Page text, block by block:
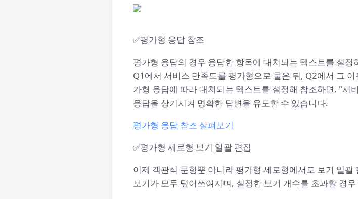
✅평가형 응답 참조
평가형 응답의 경우 응답한 항목에 대치되는 텍스트를 설
Q1에서 서비스 만족도를 평가형으로 물은 뒤, Q2에서 그
가형 응답에 따라 대치되는 텍스트를 설정해 참조하면, "서
응답을 상기시켜 명확한 답변을 유도할 수 있습니다.
평가형 응답 참조 살펴보기
✅평가형 세로형 보기 일괄 편집
이제 객관식 문항뿐 아니라 평가형 세로형에서도 보기 일
보기가 모두 덮어쓰여지며, 설정한 보기 개수를 초과할 경